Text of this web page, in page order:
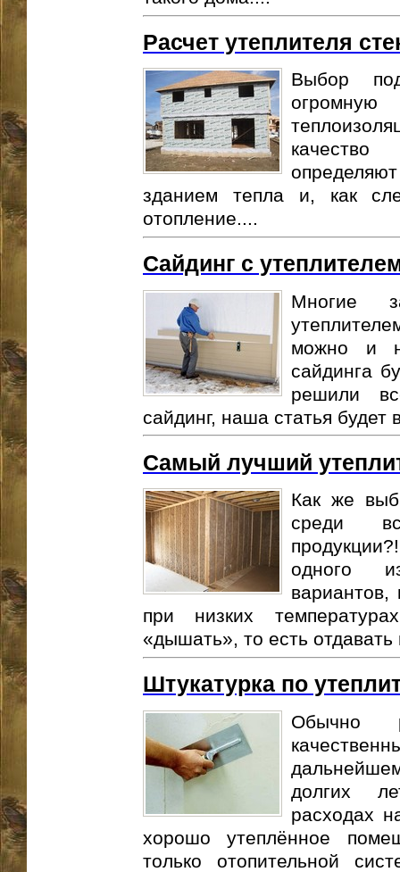
Расчет утеплителя
Выбор
огромную
качество
зданием тепла и, как
отопление....
Сайдинг с
Многие
можно и
сайдинга
решили
сайдинг, наша статья
Самый лучший
Как же
среди
одного
вариантов,
при низких
«дышать», то есть отдавать
Штукатурка по
Обычно
долгих
расходах
хорошо утеплённое
только отопительной